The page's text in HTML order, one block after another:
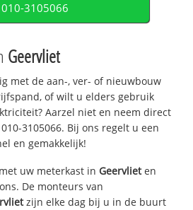
010-3105066
Geervliet
met de aan-, ver- of nieuwbouw
of wilt u elders gebruik
Aarzel niet en neem direct
3105066. Bij ons regelt u een
en gemakkelijk!
uw meterkast in Geervlieten
De monteurs van
zijn elke dag bij u in de buurt